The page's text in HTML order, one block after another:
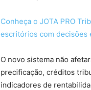
Conheça o JOTA PRO
escritórios com decisões
O novo sistema não
precificação, créditos
indicadores de